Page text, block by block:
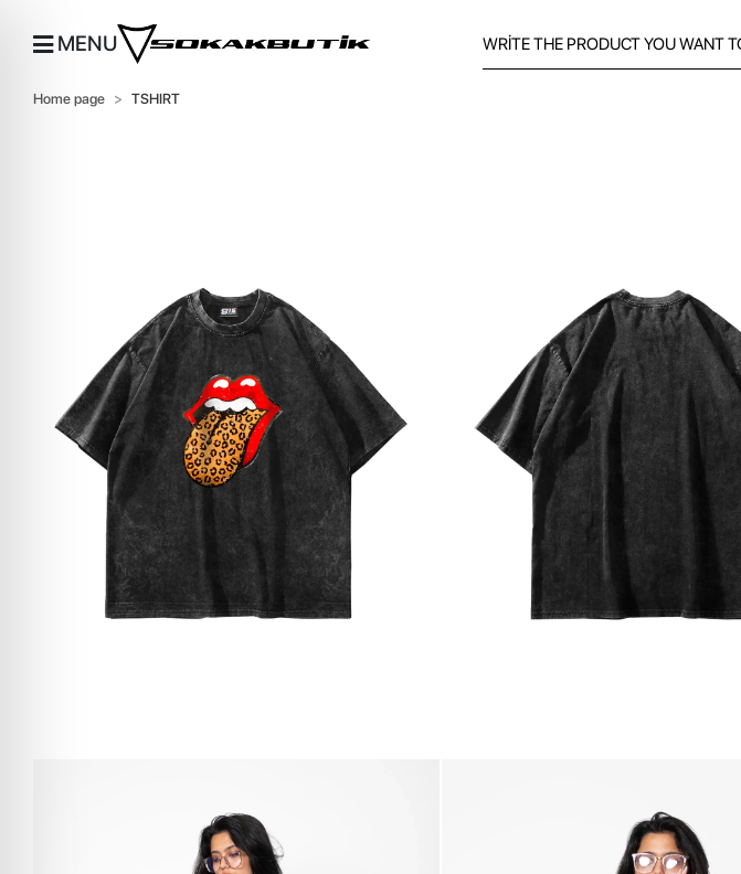
MENU
Home page TSHIRT